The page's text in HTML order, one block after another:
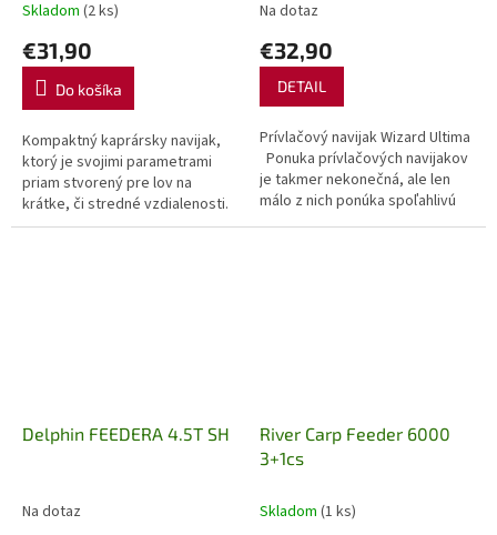
Skladom (2 ks)
€31,90
Do košíka
Kompaktný kaprársky navijak,
ktorý je svojimi parametrami
priam stvorený pre lov na
krátke, či stredné vzdialenosti.
Dokonale sa hodí najmä ku
Na dotaz
€32,90
DETAIL
Prívlačový navijak Wizard Ultima
Ponuka prívlačových navijakov
je takmer nekonečná, ale len
málo z nich ponúka spoľahlivú
kvalitu za skvelú cenu. Tento
Delphin FEEDERA 4.5T SH
Na dotaz
River Carp Feeder 6000
3+1cs
Skladom (1 ks)